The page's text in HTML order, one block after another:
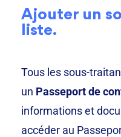
Ajouter un
liste.
Tous les sous-
un Passeport de
informations et
accéder au